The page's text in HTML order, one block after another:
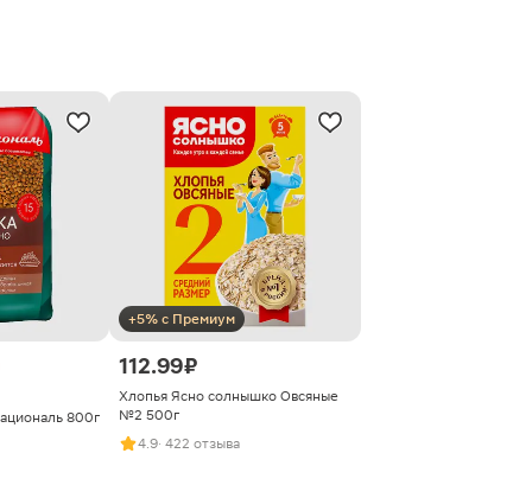
800г
+5% с Премиум
112.99 ₽
Хлопья Ясно солнышко Овсяные
№2 500г
4.9· 422 отзыва